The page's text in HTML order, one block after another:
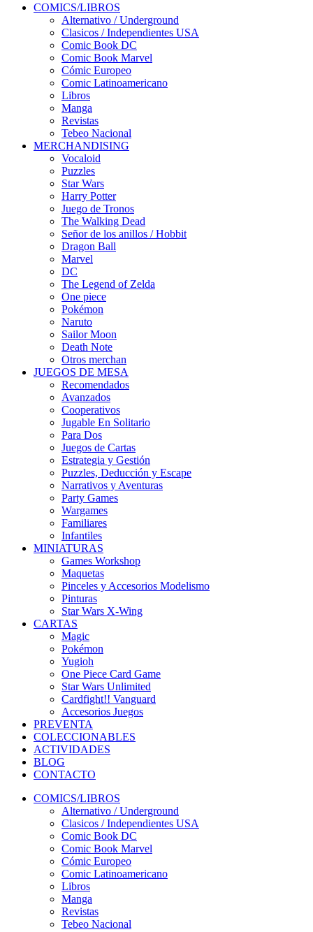
COMICS/LIBROS
Alternativo / Underground
Clasicos / Independientes USA
Comic Book DC
Comic Book Marvel
Cómic Europeo
Comic Latinoamericano
Libros
Manga
Revistas
Tebeo Nacional
MERCHANDISING
Vocaloid
Puzzles
Star Wars
Harry Potter
Juego de Tronos
The Walking Dead
Señor de los anillos / Hobbit
Dragon Ball
Marvel
DC
The Legend of Zelda
One piece
Pokémon
Naruto
Sailor Moon
Death Note
Otros merchan
JUEGOS DE MESA
Recomendados
Avanzados
Cooperativos
Jugable En Solitario
Para Dos
Juegos de Cartas
Estrategia y Gestión
Puzzles, Deducción y Escape
Narrativos y Aventuras
Party Games
Wargames
Familiares
Infantiles
MINIATURAS
Games Workshop
Maquetas
Pinceles y Accesorios Modelismo
Pinturas
Star Wars X-Wing
CARTAS
Magic
Pokémon
Yugioh
One Piece Card Game
Star Wars Unlimited
Cardfight!! Vanguard
Accesorios Juegos
PREVENTA
COLECCIONABLES
ACTIVIDADES
BLOG
CONTACTO
COMICS/LIBROS
Alternativo / Underground
Clasicos / Independientes USA
Comic Book DC
Comic Book Marvel
Cómic Europeo
Comic Latinoamericano
Libros
Manga
Revistas
Tebeo Nacional